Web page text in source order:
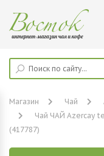
Магазин Чай
Чай ЧАЙ Azercay
(417787)